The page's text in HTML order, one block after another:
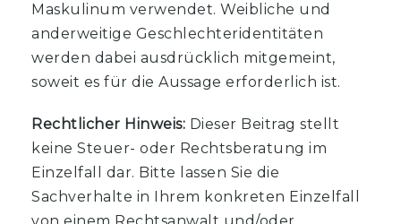
Maskulinum verwendet. Weibliche und
anderweitige Geschlechteridentitäten
werden dabei ausdrücklich mitgemeint,
soweit es für die Aussage erforderlich ist.
Rechtlicher Hinweis: Dieser Beitrag stellt
keine Steuer- oder Rechtsberatung im
Einzelfall dar. Bitte lassen Sie die
Sachverhalte in Ihrem konkreten Einzelfall